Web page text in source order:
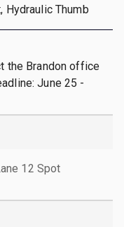
Hydraulic Thumb
the Brandon office
June 25 -
12 Spot